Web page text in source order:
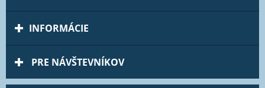
INFORMÁCIE
PRE NÁVŠTEVNÍKOV